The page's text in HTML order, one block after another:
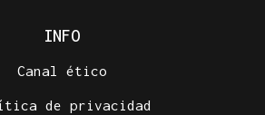
INFO
Canal ético
de privacidad